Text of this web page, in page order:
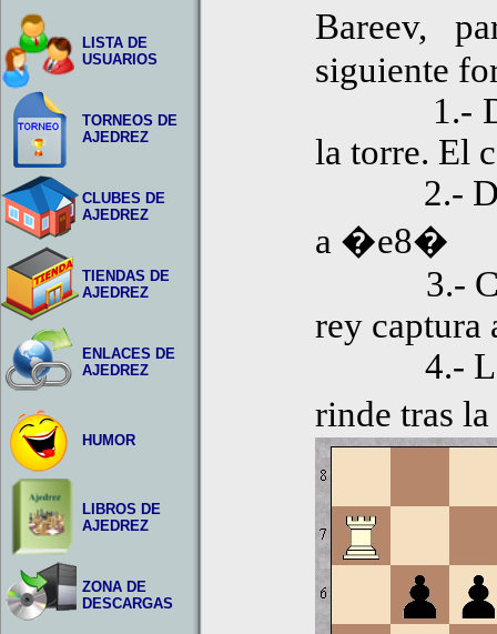
LISTA DE
USUARIOS
TORNEOS DE
AJEDREZ
CLUBES DE
AJEDREZ
TIENDAS DE
AJEDREZ
ENLACES DE
AJEDREZ
HUMOR
LIBROS DE
AJEDREZ
ZONA DE
DESCARGAS
Bareev,
siguiente
1.- Da
la torre. El
2.- Da
a �e8�
3.-
rey captura
4.- La
rinde tras